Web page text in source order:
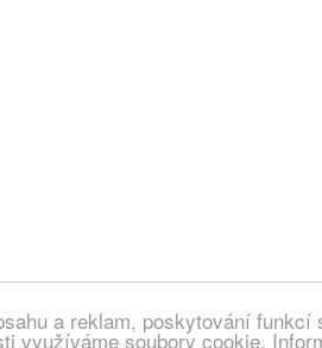
a reklam, poskytování
využíváme soubory cookie.